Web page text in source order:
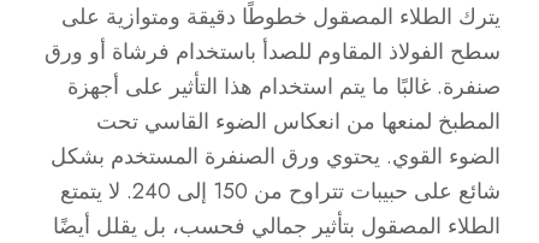
يترك الطلاء المصقول خطوطًا دقيقة ومتوازية على
سطح الفولاذ المقاوم للصدأ باستخدام فرشاة أو ورق
صنفرة. غالبًا ما يتم استخدام هذا التأثير على أجهزة
المطبخ لمنعها من انعكاس الضوء القاسي تحت
الضوء القوي. يحتوي ورق الصنفرة المستخدم بشكل
شائع على حبيبات تتراوح من 150 إلى 240. لا يتمتع
الطلاء المصقول بتأثير جمالي فحسب، بل يقلل أيضًا